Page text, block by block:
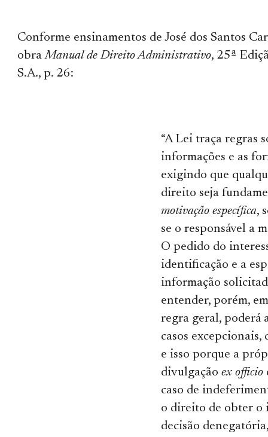
Conforme ensinamentos de José dos Santos
obraManual de Direito Administrativo, 25ª
S.A., p. 26:
“A Lei traça regras
informações e as
exigindo que
direito seja
motivação específica,
se o responsável a
O pedido do
identificação e a
informação
entender, porém,
regra geral, poderá
casos excepcionais,
e isso porque a
divulgaçãoex officio
caso de
o direito de obter o
decisão